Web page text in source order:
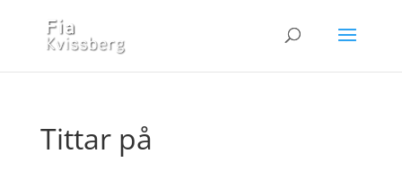
Tittar på